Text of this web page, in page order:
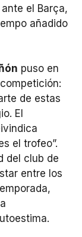
el Barça,
añadido
puso en
de estas
El
el trofeo”.
del club de
entre los